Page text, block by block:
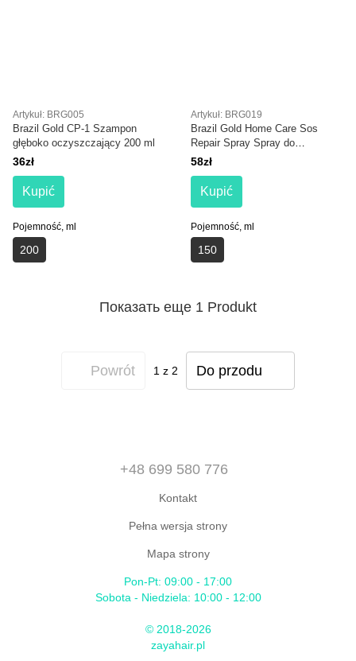
Artykuł: BRG005
Brazil Gold CP-1 Szampon
głęboko oczyszczający 200 ml
36zł
Kupić
Pojemność, ml
200
Artykuł: BRG019
Brazil Gold Home Care Sos
Repair Spray Spray do
natychmiastowej regeneracji
58zł
Kupić
Pojemność, ml
150
Показать еще 1 Produkt
Powrót 1 z 2 Do przodu
+48 699 580 776
Kontakt
Pełna wersja strony
Mapa strony
Pon-Pt: 09:00 - 17:00
Sobota - Niedziela: 10:00 - 12:00
© 2018-2026
zayahair.pl